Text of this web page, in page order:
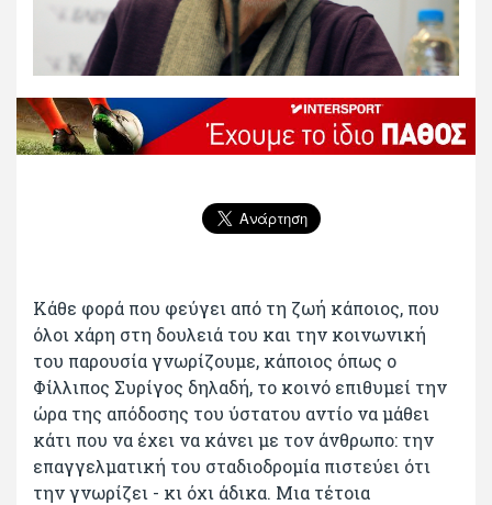
Κάθε φορά που φεύγει από τη ζωή κάποιος, που
όλοι χάρη στη δουλειά του και την κοινωνική
του παρουσία γνωρίζουμε, κάποιος όπως ο
Φίλλιπος Συρίγος δηλαδή, το κοινό επιθυμεί την
ώρα της απόδοσης του ύστατου αντίο να μάθει
κάτι που να έχει να κάνει με τον άνθρωπο: την
επαγγελματική του σταδιοδρομία πιστεύει ότι
την γνωρίζει - κι όχι άδικα. Μια τέτοια